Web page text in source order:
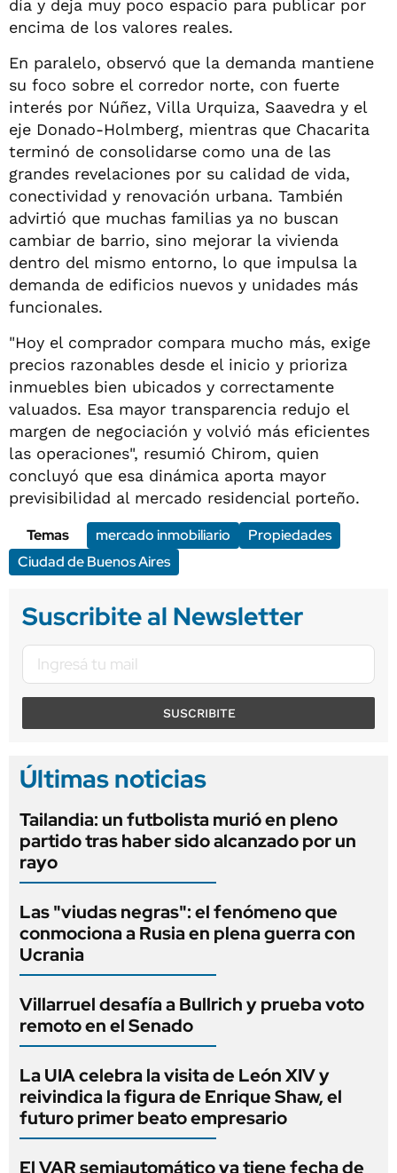
día y deja muy poco espacio para publicar por
encima de los valores reales.
En paralelo, observó que la demanda mantiene
su foco sobre el corredor norte, con fuerte
interés por Núñez, Villa Urquiza, Saavedra y el
eje Donado-Holmberg, mientras que Chacarita
terminó de consolidarse como una de las
grandes revelaciones por su calidad de vida,
conectividad y renovación urbana. También
advirtió que muchas familias ya no buscan
cambiar de barrio, sino mejorar la vivienda
dentro del mismo entorno, lo que impulsa la
demanda de edificios nuevos y unidades más
funcionales.
"Hoy el comprador compara mucho más, exige
precios razonables desde el inicio y prioriza
inmuebles bien ubicados y correctamente
valuados. Esa mayor transparencia redujo el
margen de negociación y volvió más eficientes
las operaciones", resumió Chirom, quien
concluyó que esa dinámica aporta mayor
previsibilidad al mercado residencial porteño.
Temas
mercado inmobiliario
Propiedades
Ciudad de Buenos Aires
Suscribite al Newsletter
SUSCRIBITE
Últimas noticias
Tailandia: un futbolista murió en pleno
partido tras haber sido alcanzado por un
rayo
Las "viudas negras": el fenómeno que
conmociona a Rusia en plena guerra con
Ucrania
Villarruel desafía a Bullrich y prueba voto
remoto en el Senado
La UIA celebra la visita de León XIV y
reivindica la figura de Enrique Shaw, el
futuro primer beato empresario
El VAR semiautomático ya tiene fecha de